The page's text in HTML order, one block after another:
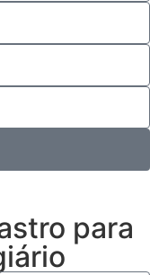
para